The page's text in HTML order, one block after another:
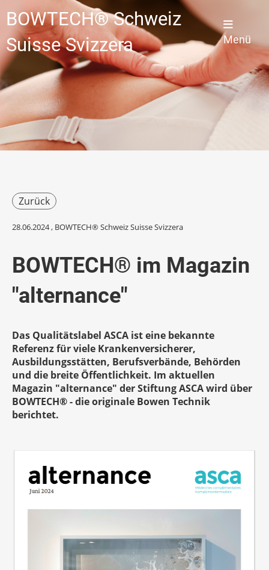
BOWTECH® Schweiz
Suisse Svizzera
Menü
Zurück
28.06.2024, BOWTECH® Schweiz Suisse Svizzera
BOWTECH® im Magazin
"alternance"
Das Qualitätslabel ASCA ist eine bekannte
Referenz für viele Krankenversicherer,
Ausbildungsstätten, Berufsverbände, Behörden
und die breite Öffentlichkeit. Im aktuellen
Magazin "alternance" der Stiftung ASCA wird über
BOWTECH® - die originale Bowen Technik
berichtet.